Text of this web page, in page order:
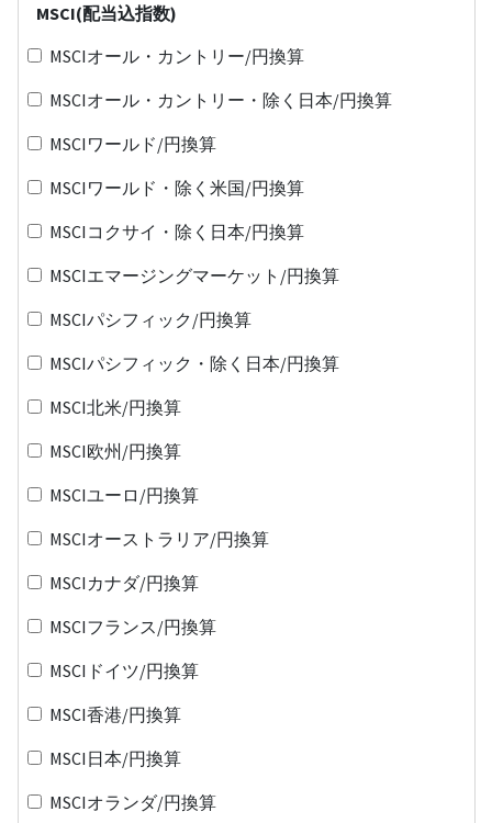
MSCI(配当込指数)
MSCIオール・カントリー/円換算
MSCIオール・カントリー・除く日本/円換算
MSCIワールド/円換算
MSCIワールド・除く米国/円換算
MSCIコクサイ・除く日本/円換算
MSCIエマージングマーケット/円換算
MSCIパシフィック/円換算
MSCIパシフィック・除く日本/円換算
MSCI北米/円換算
MSCI欧州/円換算
MSCIユーロ/円換算
MSCIオーストラリア/円換算
MSCIカナダ/円換算
MSCIフランス/円換算
MSCIドイツ/円換算
MSCI香港/円換算
MSCI日本/円換算
MSCIオランダ/円換算